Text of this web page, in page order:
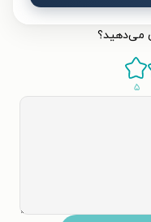
می‌دهید؟
۵